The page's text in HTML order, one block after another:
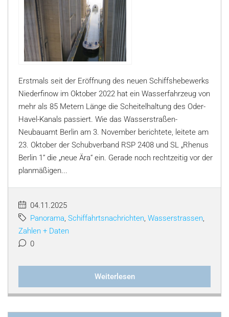
Erstmals seit der Eröffnung des neuen Schiffshebewerks
Niederfinow im Oktober 2022 hat ein Wasserfahrzeug von
mehr als 85 Metern Länge die Scheitelhaltung des Oder-
Havel-Kanals passiert. Wie das Wasserstraßen-
Neubauamt Berlin am 3. November berichtete, leitete am
23. Oktober der Schubverband RSP 2408 und SL „Rhenus
Berlin 1“ die „neue Ära“ ein. Gerade noch rechtzeitig vor der
planmäßigen...
04.11.2025
Panorama, Schiffahrtsnachrichten, Wasserstrassen,
Zahlen + Daten
0
Weiterlesen